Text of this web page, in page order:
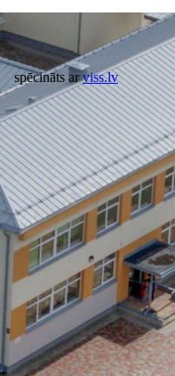
spēcināts arviss.lv